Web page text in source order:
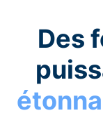
Des